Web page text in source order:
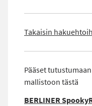
Takaisin
Pääset
mallistoon tästä
BERLINER